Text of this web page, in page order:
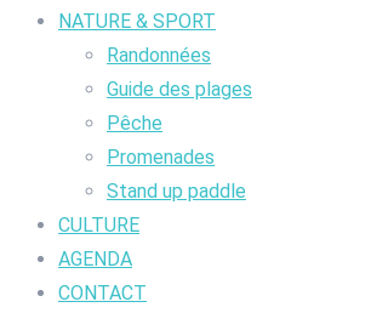
NATURE & SPORT
Randonnées
Guide des plages
Pêche
Promenades
Stand up paddle
CULTURE
AGENDA
CONTACT